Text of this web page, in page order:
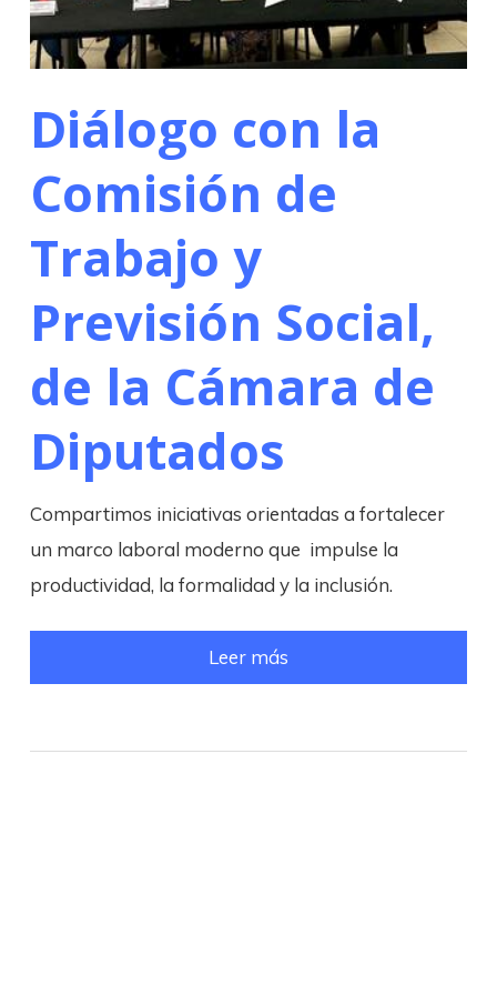
Diálogo con la
Comisión de
Trabajo y
Previsión Social,
de la Cámara de
Diputados
Compartimos iniciativas orientadas a fortalecer
un marco laboral moderno que impulse la
productividad, la formalidad y la inclusión.
Leer más